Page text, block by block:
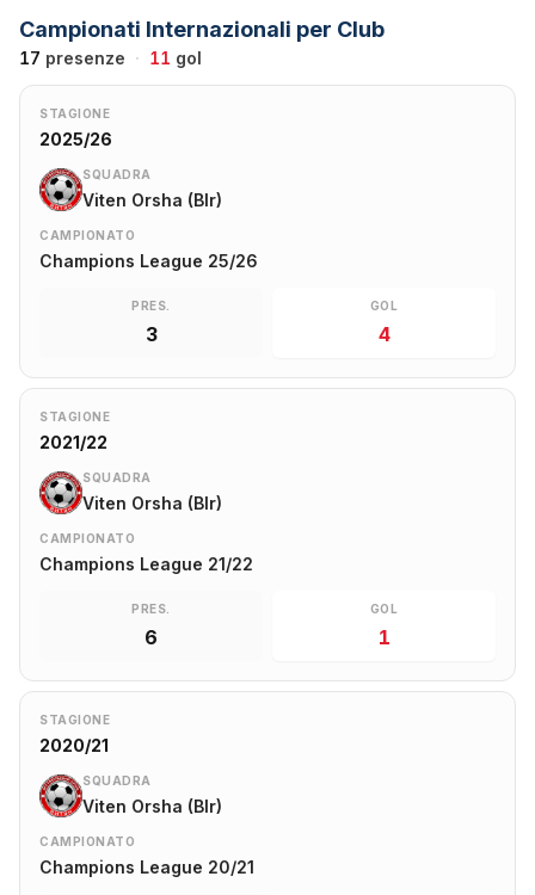
Campionati Internazionali per Club
17 presenze · 11 gol
STAGIONE
2025/26
SQUADRA
Viten Orsha (Blr)
CAMPIONATO
Champions League 25/26
PRES.
3
GOL
4
STAGIONE
2021/22
SQUADRA
Viten Orsha (Blr)
CAMPIONATO
Champions League 21/22
PRES.
6
GOL
1
STAGIONE
2020/21
SQUADRA
Viten Orsha (Blr)
CAMPIONATO
Champions League 20/21